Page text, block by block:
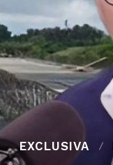
EXCLUSIVA